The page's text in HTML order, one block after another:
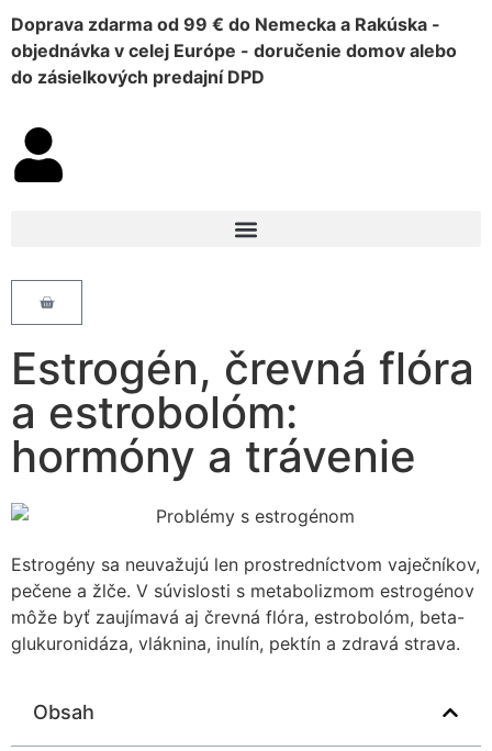
Doprava zdarma od 99 € do Nemecka a Rakúska -
objednávka v celej Európe - doručenie domov alebo
do zásielkových predajní DPD
Estrogén, črevná flóra
a estrobolóm:
hormóny a trávenie
Estrogény sa neuvažujú len prostredníctvom vaječníkov,
pečene a žlče. V súvislosti s metabolizmom estrogénov
môže byť zaujímavá aj črevná flóra, estrobolóm, beta-
glukuronidáza, vláknina, inulín, pektín a zdravá strava.
Obsah